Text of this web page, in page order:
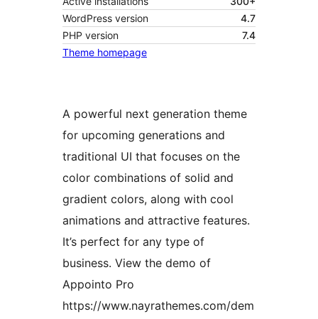
WordPress version
4.7
PHP version
7.4
Theme homepage
A powerful next generation theme
for upcoming generations and
traditional UI that focuses on the
color combinations of solid and
gradient colors, along with cool
animations and attractive features.
It’s perfect for any type of
business. View the demo of
Appointo Pro
https://www.nayrathemes.com/dem